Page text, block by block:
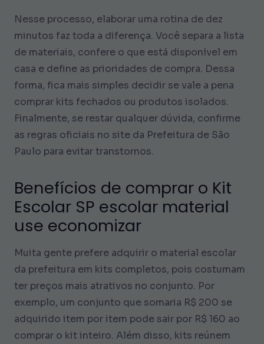
Nesse processo, elaborar uma rotina de dez
minutos faz toda a diferença. Você separa a lista
de materiais, confere o que está disponível em
casa e define as prioridades de compra. Dessa
forma, fica mais simples decidir se vale a pena
comprar kits fechados ou produtos isolados.
Finalmente, se restar qualquer dúvida, confirme
as regras oficiais no site da Prefeitura de São
Paulo para evitar transtornos.
Benefícios de comprar o Kit
Escolar SP escolar material
use economizar
Muita gente prefere adquirir o material escolar
da prefeitura em kits completos, pois costumam
ter preços mais atrativos no conjunto. Por
exemplo, um conjunto que somaria R$ 200 se
adquirido item por item pode sair por R$ 160 ao
comprar o kit inteiro. Além disso, kits reúnem